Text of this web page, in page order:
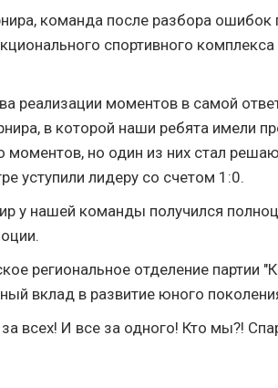
команда после разбора ошибок
спортивного
реализации моментов в самой
в которой наши ребята имели
моментов, но один из них стал
уступили лидеру со счетом 1:0.
у нашей команды получился
региональное отделение партии
вклад в развитие юного
всех! И все за одного! Кто мы?!